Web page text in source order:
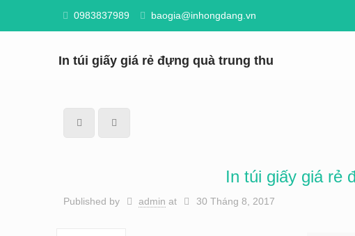
0983837989 baogia@inhongdang.vn
In túi giấy giá rẻ đựng quà trung thu
In túi giấy giá rẻ
Published by admin at 30 Tháng 8, 2017